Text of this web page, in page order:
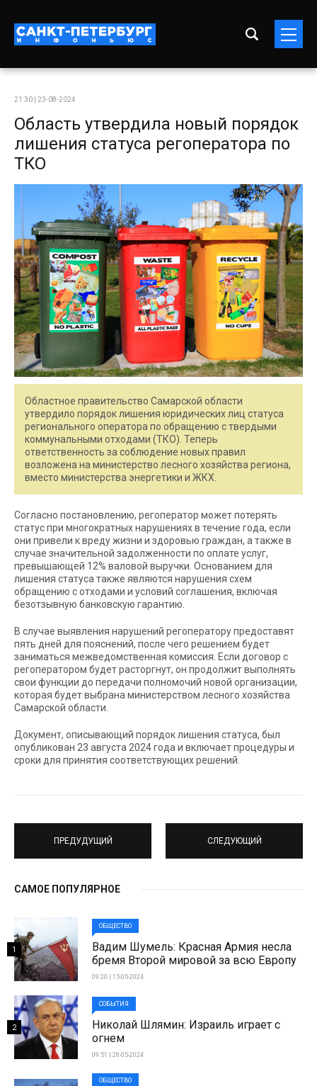
21:30 | 23-08-2024
Область утвердила новый порядок
лишения статуса регоператора по
ТКО
Областное правительство Самарской области
утвердило порядок лишения юридических лиц статуса
регионального оператора по обращению с твердыми
коммунальными отходами (ТКО). Теперь
ответственность за соблюдение новых правил
возложена на министерство лесного хозяйства региона,
вместо министерства энергетики и ЖКХ.
Согласно постановлению, регоператор может потерять
статус при многократных нарушениях в течение года, если
они привели к вреду жизни и здоровью граждан, а также в
случае значительной задолженности по оплате услуг,
превышающей 12% валовой выручки. Основанием для
лишения статуса также являются нарушения схем
обращению с отходами и условий соглашения, включая
безотзывную банковскую гарантию.
В случае выявления нарушений регоператору предоставят
пять дней для пояснений, после чего решением будет
заниматься межведомственная комиссия. Если договор с
регоператором будет расторгнут, он продолжит выполнять
свои функции до передачи полномочий новой организации,
которая будет выбрана министерством лесного хозяйства
Самарской области.
Документ, описывающий порядок лишения статуса, был
опубликован 23 августа 2024 года и включает процедуры и
сроки для принятия соответствующих решений.
ПРЕДУДУЩИЙ СЛЕДУЮЩИЙ
САМОЕ ПОПУЛЯРНОЕ
ОБЩЕСТВО
Вадим Шумель: Красная Армия несла
бремя Второй мировой за всю Европу
09:20 | 15-05-2024
1
СОБЫТИЯ
Николай Шлямин: Израиль играет с
огнем
09:51 | 28-05-2024
2
ОБЩЕСТВО